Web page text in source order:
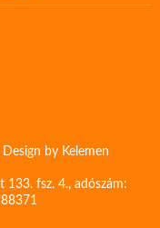
by Kelemen
133. fsz. 4., adószám: